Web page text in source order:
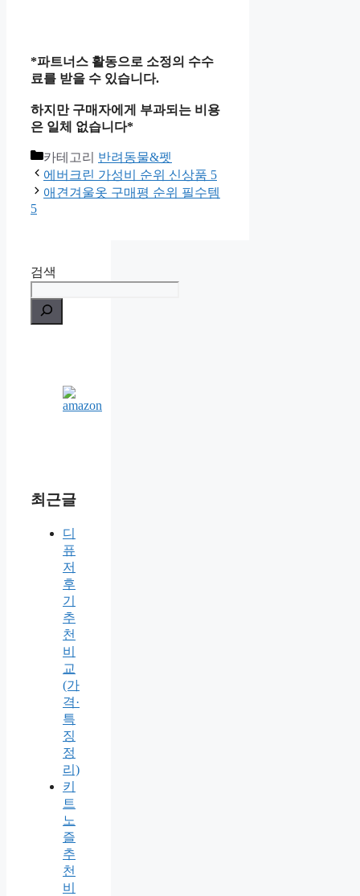
*파트너스 활동으로 소정의 수수
료를 받을 수 있습니다.
하지만 구매자에게 부과되는 비용
은 일체 없습니다*
카테고리 반려동물&펫
에버크린 가성비 순위 신상품 5
애견겨울옷 구매평 순위 필수템
5
검색
최근글
디
퓨
저
후
기
추
천
비
교
(가
격·
특
징
정
리)
키
트
노
즐
추
천
비